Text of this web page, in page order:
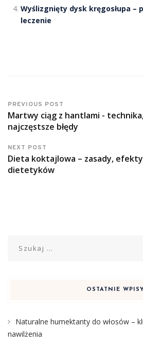
Wyślizgnięty dysk kręgosłupa –
leczenie
PREVIOUS POST
Martwy ciąg z hantlami -
najczęstsze błędy
NEXT POST
Dieta koktajlowa – zasady,
dietetyków
OSTATNIE WPISY
Naturalne humektanty do włosów –
nawilżenia